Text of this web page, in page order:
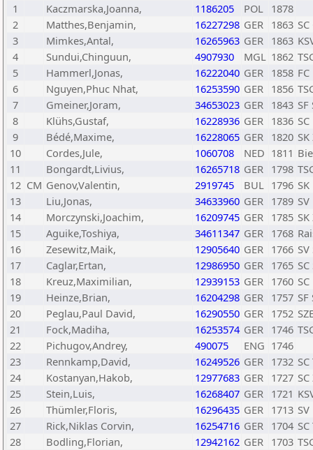
1
Kaczmarska,Joanna, 1186205 POL 1878
2
Matthes,Benjamin, 16227298 GER 1863
3
Mimkes,Antal, 16265963 GER 1863
4
Sundui,Chinguun, 4907930 MGL 1862
5
Hammerl,Jonas, 16222040 GER 1858
6
Nguyen,Phuc Nhat, 16253590 GER 1856
7
Gmeiner,Joram, 34653023 GER 1843
8
Klühs,Gustaf, 16228936 GER 1836
9
Bédé,Maxime, 16228065 GER 1820
10
Cordes,Jule, 1060708 NED 1811
11
Bongardt,Livius, 16265718 GER 1798
12 CM Genov,Valentin, 2919745 BUL 1796
13
Liu,Jonas, 34633960 GER 1789
14
Morczynski,Joachim, 16209745 GER 1785
15
Aguike,Toshiya, 34611347 GER 1768
16
Zesewitz,Maik, 12905640 GER 1766
17
Caglar,Ertan, 12986950 GER 1765
18
Kreuz,Maximilian, 12939153 GER 1760
19
Heinze,Brian, 16204298 GER 1757
20
Peglau,Paul David, 16290550 GER 1752
21
Fock,Madiha, 16253574 GER 1746
22
Pichugov,Andrey, 490075 ENG 1746
23
Rennkamp,David, 16249526 GER 1732
24
Kostanyan,Hakob, 12977683 GER 1727
25
Stein,Luis, 16268407 GER 1721
26
Thümler,Floris, 16296435 GER 1713
27
Rick,Niklas Corvin, 16254716 GER 1704
28
Bodling,Florian, 12942162 GER 1703